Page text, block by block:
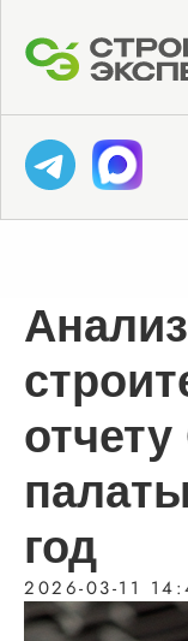
год
2026-03-11